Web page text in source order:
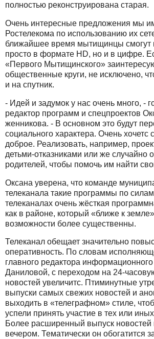
полностью реконструирована старая.
Очень интересные предложения мы
Ростелекома по использованию их
ближайшее время мытищинцы смогут
просто в формате HD, но и в цифре.
«Первого Мытищинского»
общественные круги, не исключено,
и на спутник.
- Идей и задумок у нас очень много, -
редактор программ и спецпроектов
женникова. - В основном это будут
социального характера. Очень хочетс
доброе. Реализовать, например,
детьми-отказниками или же случайно
родителей, чтобы помочь им найти
Оксана уверена, что команде
телеканала такие программы по
телеканалах очень жёсткая
как в районе, который «ближе к
возможности более существенны.
Телеканал обещает значительно
оперативность. По словам
главного редактора
Даниловой, с переходом на 24-
новостей увеличитс. Птиминутные
выпуски самых свежих новостей и
выходить в «телеграфном» стиле,
успели принять участие в тех или
Более расширенный выпуск новостей
вечером. Тематически он обогатится